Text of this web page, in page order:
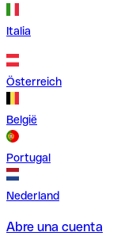
Italia
Österreich
België
Portugal
Nederland
Abre una cuenta